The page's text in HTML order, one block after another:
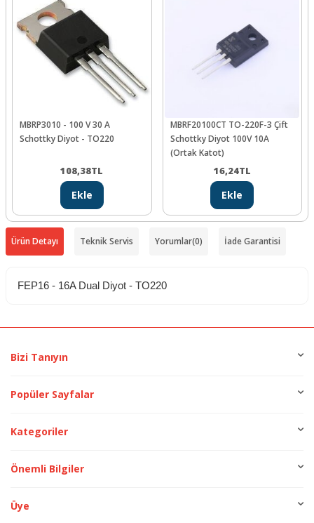
MBRP3010 - 100 V 30 A
Schottky Diyot - TO220
108,38TL
Ekle
MBRF20100CT TO-220F-3 Çift
Schottky Diyot 100V 10A
(Ortak Katot)
16,24TL
Ekle
Ürün Detayı Teknik Servis Yorumlar(0) İade Garantisi
FEP16 - 16A Dual Diyot - TO220
Bizi Tanıyın
Popüler Sayfalar
Kategoriler
Önemli Bilgiler
Üye